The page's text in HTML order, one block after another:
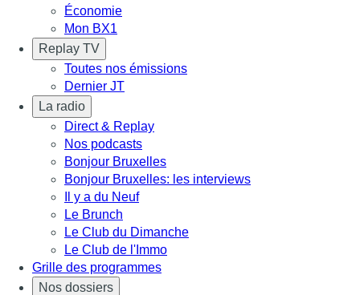
Économie
Mon BX1
Replay TV
Toutes nos émissions
Dernier JT
La radio
Direct & Replay
Nos podcasts
Bonjour Bruxelles
Bonjour Bruxelles: les interviews
Il y a du Neuf
Le Brunch
Le Club du Dimanche
Le Club de l'Immo
Grille des programmes
Nos dossiers